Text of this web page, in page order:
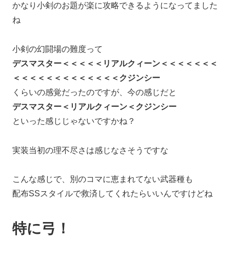
かなり小剣のお題が楽に攻略できるようになってました
ね
小剣の幻闘場の難度って
デスマスター＜＜＜＜＜リアルクィーン＜＜＜＜＜＜＜
＜＜＜＜＜＜＜＜＜＜＜＜＜クジンシー
くらいの感覚だったのですが、今の感じだと
デスマスター＜リアルクィーン＜クジンシー
といった感じじゃないですかね？
実装当初の理不尽さは感じなさそうですな
こんな感じで、別のコマに恵まれてない武器種も
配布SSスタイルで救済してくれたらいいんですけどね
特に弓！